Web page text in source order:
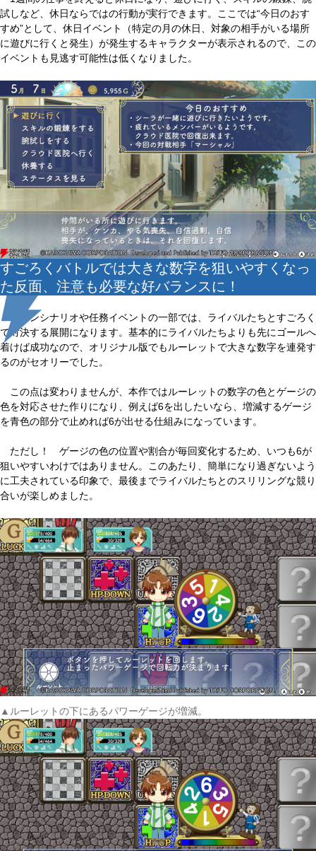
試しなど、休日ならではの行動が実行できます。ここでは“今日のおす
すめ”として、休日イベント（特定の月の休日、対象の相手がいる場所
に遊びに行くと発生）が発生するキャラクターが表示されるので、この
イベントも見逃す可能性は低くなりました。
すごろくバトルでは大きな数字を狙いやすくなっ
た反面、注意も必要な好バランスに！
メインシナリオや任務イベントの一部では、ライバルたちとすごろく
で対決する展開になります。基本的にライバルたちよりも先にゴールへ
着けば成功なので、オリジナル版でもルーレットで大きな数字を連発す
るのがセオリーでした。
この点は変わりませんが、本作ではルーレットの数字の色とゲージの
色を対応させた作りになり、例えば6を出したいなら、増減するゲージ
を青色の部分で止めれば6が出せる仕組みになっています。
ただし！ ゲージの色の位置や割合が毎回変化するため、いつも6が
狙いやすいわけではありません。このあたり、簡単になり過ぎないよう
に工夫されている印象で、最後までライバルたちとのスリリングな競り
合いが楽しめました。
▲ルーレットの下にあるパワーゲージが増減。